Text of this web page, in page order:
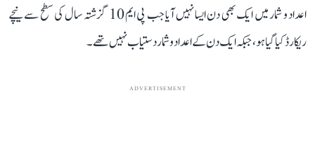
اعداد و شمار میں ایک بھی دن ایسا نہیں آیا جب پی ایم 10 گزشتہ سال کی سطح سے نیچے
ریکارڈ کیا گیا ہو، جبکہ ایک دن کے اعداد و شمار دستیاب نہیں تھے۔
ADVERTISEMENT